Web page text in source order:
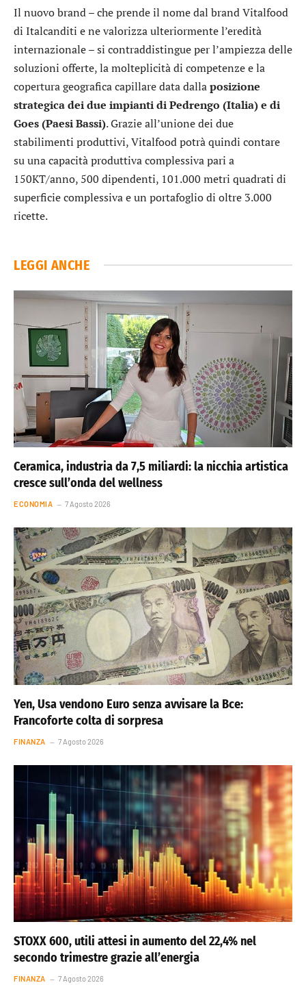
Il nuovo brand – che prende il nome dal brand Vitalfood
di Italcanditi e ne valorizza ulteriormente l’eredità
internazionale – si contraddistingue per l’ampiezza delle
soluzioni offerte, la molteplicità di competenze e la
copertura geografica capillare data dallaposizione
strategica dei due impianti di Pedrengo (Italia) e di
Goes (Paesi Bassi). Grazie all’unione dei due
stabilimenti produttivi, Vitalfood potrà quindi contare
su una capacità produttiva complessiva pari a
150KT/anno, 500 dipendenti, 101.000 metri quadrati di
superficie complessiva e un portafoglio di oltre 3.000
ricette.
LEGGI ANCHE
Ceramica, industria da 7,5 miliardi: la nicchia artistica
cresce sull’onda del wellness
ECONOMIA 7 Agosto 2026
Yen, Usa vendono Euro senza avvisare la Bce:
Francoforte colta di sorpresa
FINANZA 7 Agosto 2026
STOXX 600, utili attesi in aumento del 22,4% nel
secondo trimestre grazie all’energia
FINANZA 7 Agosto 2026